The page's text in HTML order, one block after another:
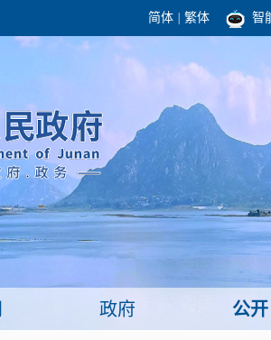
简体 繁体 智
团结高效
领导之窗 政府机构
政府会议 政府公报
政府目录 政府数据
政府工作报告
政府 公开